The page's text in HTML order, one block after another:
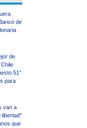
de
de
51°
para
van a
libertad"
que